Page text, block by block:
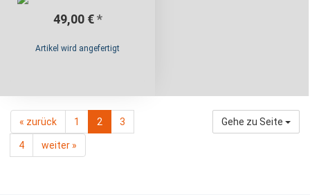
49,00 € *
Artikel wird angefertigt
« zurück 1 2 3
4 weiter »
Gehe zu Seite